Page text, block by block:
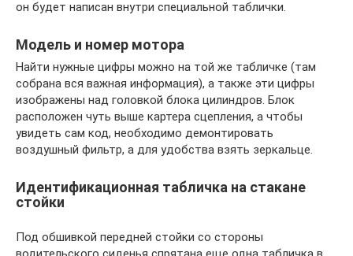
он будет написан внутри специальной таблички.
Модель и номер мотора
Найти нужные цифры можно на той же табличке (там
собрана вся важная информация), а также эти цифры
изображены над головкой блока цилиндров. Блок
расположен чуть выше картера сцепления, а чтобы
увидеть сам код, необходимо демонтировать
воздушный фильтр, а для удобства взять зеркальце.
Идентификационная табличка на стакане
стойки
Под обшивкой передней стойки со стороны